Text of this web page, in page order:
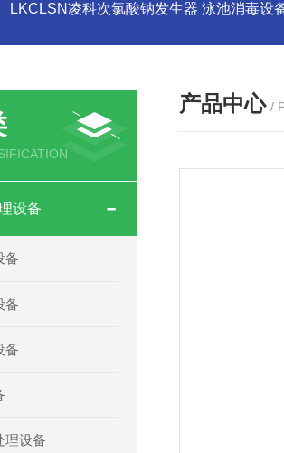
LKCLSN凌科次氯酸钠发生器 泳池消毒设
设备
备
备
备
理设备
产品中心 /